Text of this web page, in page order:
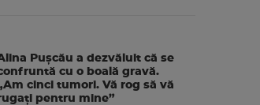
Pușcău a dezvăluit că se
cu o boală gravă.
cinci tumori. Vă rog să vă
pentru mine”